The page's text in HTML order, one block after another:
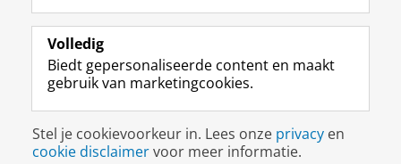
o
p
a
i
n
a
I
-
p
g
i
n
e
R
k
s
u
r
m
c
c
o
e
k
a
a
Alumni
Over ons
Disclaimer & Copyright
Inloggen
Volledig
Biedt gepersonaliseerde content en maakt
gebruik van marketingcookies.
Stel je cookievoorkeur in. Lees onze privacy en
cookie disclaimervoor meer informatie.